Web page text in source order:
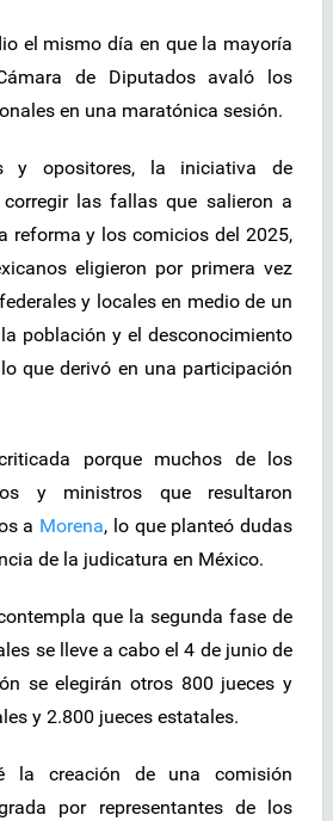
el mismo día en que la mayoría
de Diputados avaló los
en una maratónica sesión.
y opositores, la iniciativa de
las fallas que salieron a
reforma y los comicios del 2025,
eligieron por primera vez
y locales en medio de un
población y el desconocimiento
que derivó en una participación
porque muchos de los
y ministros que resultaron
a Morena, lo que planteó dudas
de la judicatura en México.
que la segunda fase de
se lleve a cabo el 4 de junio de
se elegirán otros 800 jueces y
y 2.800 jueces estatales.
la creación de una comisión
por representantes de los